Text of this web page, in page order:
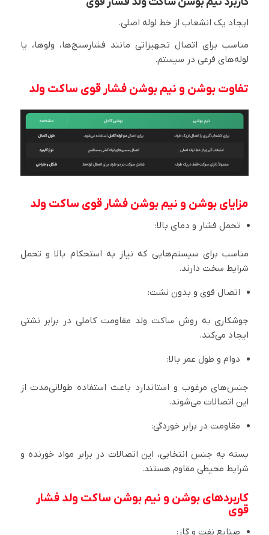
ایجاد یک انشعاب از خط لوله اصلی.
مناسب برای اتصال تجهیزاتی مانند فشارسنج‌ها، ولوها، یا
لوله‌های فرعی در سیستم.
تفاوت بوشن و نیم بوشن فشار قوی ساکت ولد
مزایای بوشن و نیم بوشن فشار قوی ساکت ولد
تحمل فشار و دمای بالا:
مناسب برای سیستم‌هایی که نیاز به استحکام بالا و تحمل
شرایط سخت دارند.
اتصال قوی و بدون نشت:
جوشکاری به روش ساکت ولد مقاومت کاملی در برابر نشتی
ایجاد می‌کند.
دوام و طول عمر بالا:
جنس‌های مرغوب و استاندارد باعث استفاده طولانی‌مدت از
این اتصالات می‌شوند.
مقاومت در برابر خوردگی:
بسته به جنس انتخابی، این اتصالات در برابر مواد خورنده و
شرایط محیطی مقاوم هستند.
کاربردهای بوشن و نیم بوشن ساکت ولد فشار
قوی
صنایع نفت و گاز: